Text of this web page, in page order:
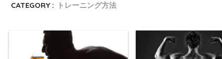
CATEGORY : トレーニング方法